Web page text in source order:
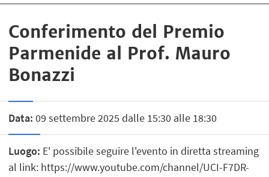
Conferimento del Premio
Parmenide al Prof. Mauro
Bonazzi
Data: 09 settembre 2025 dalle 15:30 alle 18:30
Luogo: E' possibile seguire l'evento in diretta streaming
al link: https://www.youtube.com/channel/UCI-F7DR-